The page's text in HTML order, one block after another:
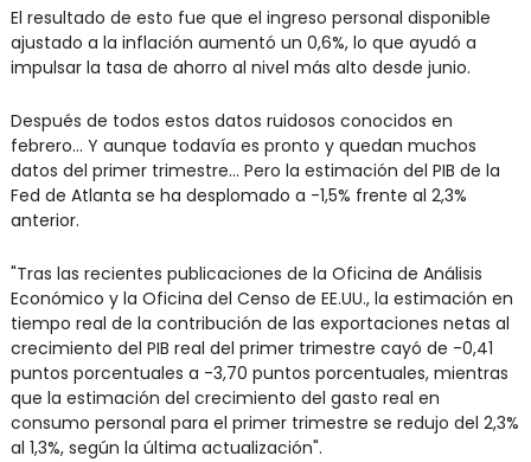
El resultado de esto fue que el ingreso personal disponible
ajustado a la inflación aumentó un 0,6%, lo que ayudó a
impulsar la tasa de ahorro al nivel más alto desde junio.
Después de todos estos datos ruidosos conocidos en
febrero… Y aunque todavía es pronto y quedan muchos
datos del primer trimestre... Pero la estimación del PIB de la
Fed de Atlanta se ha desplomado a -1,5% frente al 2,3%
anterior.
"Tras las recientes publicaciones de la Oficina de Análisis
Económico y la Oficina del Censo de EE.UU., la estimación en
tiempo real de la contribución de las exportaciones netas al
crecimiento del PIB real del primer trimestre cayó de -0,41
puntos porcentuales a -3,70 puntos porcentuales, mientras
que la estimación del crecimiento del gasto real en
consumo personal para el primer trimestre se redujo del 2,3%
al 1,3%, según la última actualización".